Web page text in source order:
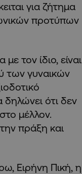
για ζήτημα
προτύπων
τον ίδιο, είναι
των γυναικών
ότι δεν
μέλλον.
πράξη και
Ειρήνη Πική, η